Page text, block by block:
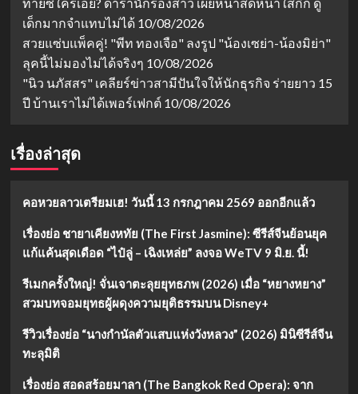
ยา!
เด็กมากจำแทบไม่ได้ 10/08/2026
สวยแซ่บแพ็คคู่! "พีท ทองเจือ" ลงรูป "น้องเซย่า-น้องมิย่า"
ลุคนี้ไม่มองไม่ได้จริงๆ 10/08/2026
"นิว นภัสสร" เคลียร์ข่าวสามีปันใจให้นักธุรกิจ ร่ายยาว 15
ปี บ้านเราไม่ได้เพอร์เฟกต์ 10/08/2026
เรื่องล่าสุด
คอหวยลาวเตรียมเฮ! วันนี้ 13 กรกฎาคม 2569 ออกอีกแล้ว
เรื่องย่อ ชายาเคียงหทัย (The First Jasmine): ซีรีส์จีนย้อนยุค
แก้แค้นสุดเดือด “ไป๋ลู่ – เฉิงเหล่ย” ลงจอ WeTV 9 มิ.ย. นี้!
รีเมกครั้งใหญ่! จั่นเจาตะลุยยุทธภพ (2026) เมื่อ “หยางหยาง”
สวมบทจอมยุทธผู้ผดุงความยุติธรรมบน Disney+
รีวิวเรื่องย่อ “นางกำนัลตัวแสบแห่งวังหลวง” (2026) มินิซีรีส์จีน
ทะลุมิติ
เรื่องย่อ สอดสร้อยมาลา (The Bangkok Red Opera): จาก